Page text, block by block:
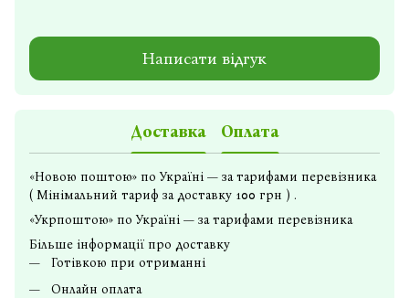
Написати відгук
Доставка Оплата
«Новою поштою» по Україні — за тарифами перевізника
( Мінімальний тариф за доставку 100 грн ) .
«Укрпоштою» по Україні — за тарифами перевізника
Більше інформації про доставку
Готівкою при отриманні
Онлайн оплата